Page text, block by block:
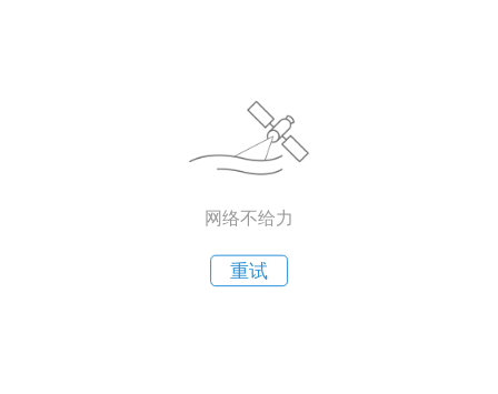
网络不给力
重试